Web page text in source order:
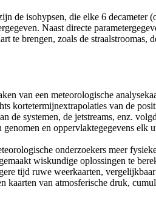
de isohypsen, die elke 6 decameter
Naast directe
te brengen, zoals de straalstroomas,
van een meteorologische
kortetermijnextrapolaties van de
de systemen, de jetstreams, enz.
en oppervlaktegegevens elk
onderzoekers meer
wiskundige oplossingen te
tijd ruwe weerkaarten,
kaarten van atmosferische druk,